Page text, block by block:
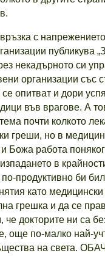
с
публикува
некадърното си
организации със
опитват и дори
във врагове. А
почти колкото
греши, но в
Божа работа
в
продуктивно би
като медицински
грешка и да се
че докторите ни са
още по-малко най-
на света.